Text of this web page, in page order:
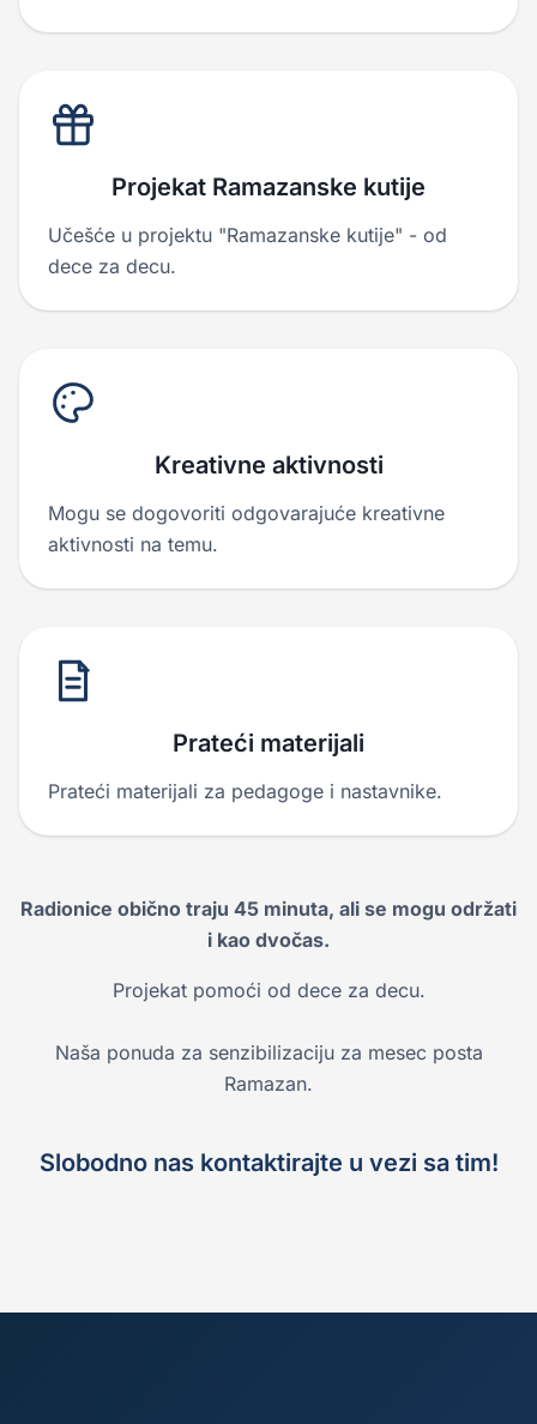
Projekat Ramazanske kutije
Učešće u projektu "Ramazanske kutije" - od
dece za decu.
Kreativne aktivnosti
Mogu se dogovoriti odgovarajuće kreativne
aktivnosti na temu.
Prateći materijali
Prateći materijali za pedagoge i nastavnike.
Radionice obično traju 45 minuta, ali se mogu održati
i kao dvočas.
Projekat pomoći od dece za decu.
Naša ponuda za senzibilizaciju za mesec posta
Ramazan.
Slobodno nas kontaktirajte u vezi sa tim!